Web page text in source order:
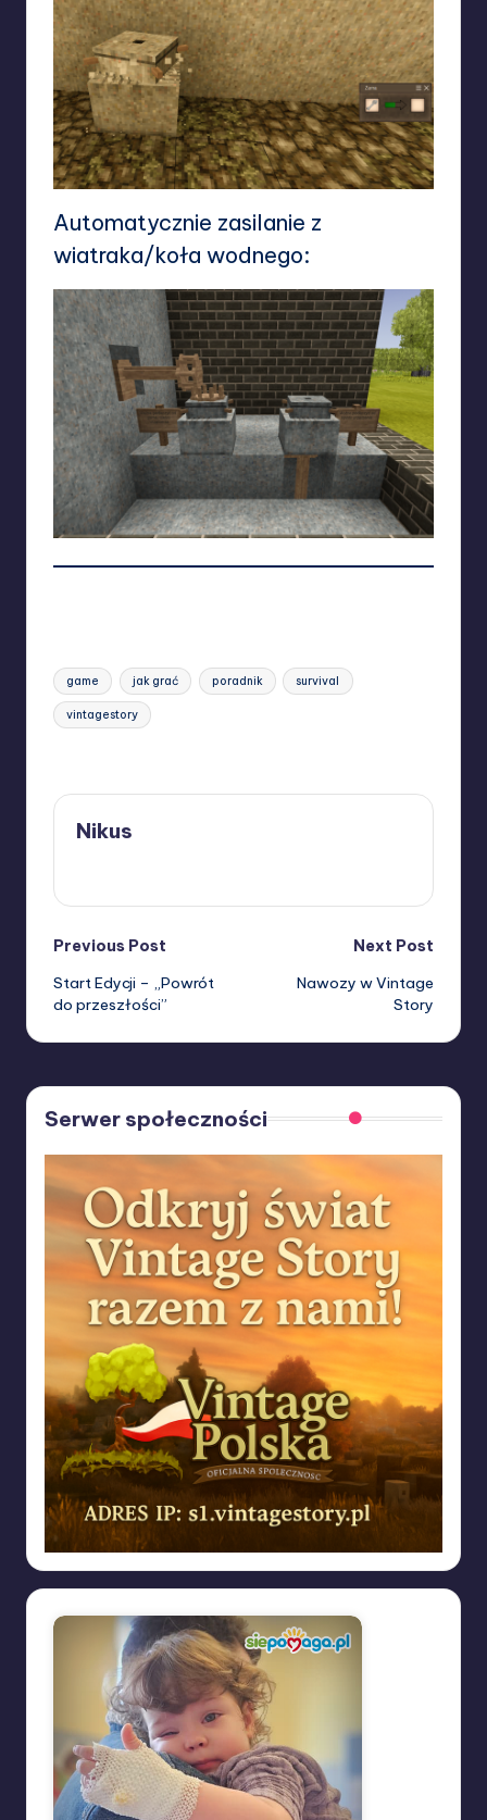
Automatycznie zasilanie z
wiatraka/koła wodnego:
Tags:
game jak grać poradnik survival
vintagestory
Nikus
Post
navigation
Previous Post
Start Edycji – „Powrót
do przeszłości”
Next Post
Nawozy w Vintage
Story
Serwer społeczności